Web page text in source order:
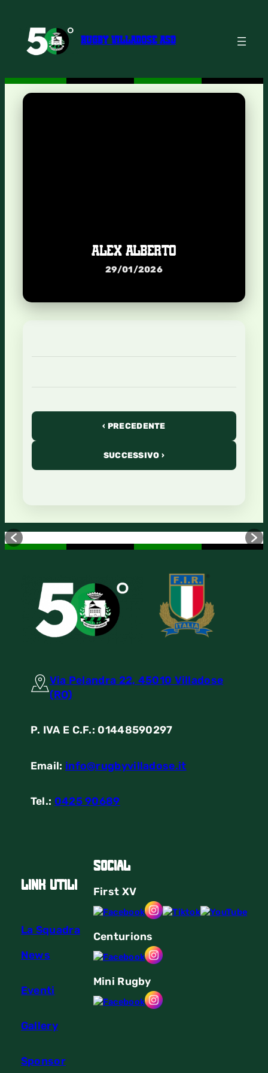
contenuto
RUGBY VILLADOSE ASD
ALEX ALBERTO
29/01/2026
‹ PRECEDENTE
SUCCESSIVO ›
Via Pelandra 22, 45010 Villadose
(RO)
P. IVA E C.F.: 01448590297
Email: info@rugbyvilladose.it
Tel.: 0425 90689
link utili
La Squadra
News
Eventi
Gallery
Sponsor
Social
First XV
Centurions
Mini Rugby